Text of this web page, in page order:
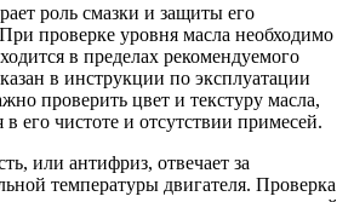
роль смазки и защиты его
проверке уровня масла необходимо
в пределах рекомендуемого
в инструкции по эксплуатации
проверить цвет и текстуру масла,
в его чистоте и отсутствии примесей.
или антифриз, отвечает за
температуры двигателя. Проверка